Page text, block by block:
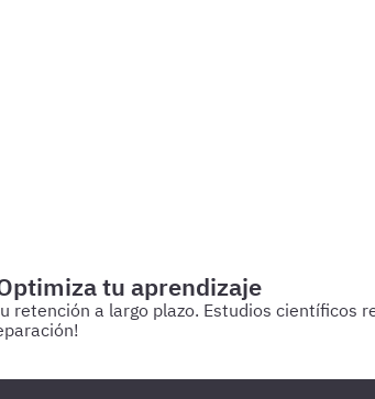
tu aprendizaje
a largo plazo. Estudios científicos